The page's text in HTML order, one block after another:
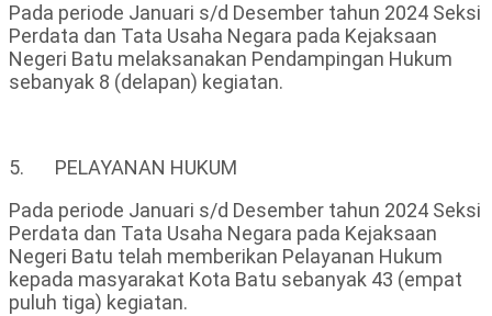
Pada periode Januari s/d Desember tahun 2024 Seksi
Perdata dan Tata Usaha Negara pada Kejaksaan
Negeri Batu melaksanakan Pendampingan Hukum
sebanyak 8 (delapan) kegiatan.
5. PELAYANAN HUKUM
Pada periode Januari s/d Desember tahun 2024 Seksi
Perdata dan Tata Usaha Negara pada Kejaksaan
Negeri Batu telah memberikan Pelayanan Hukum
kepada masyarakat Kota Batu sebanyak 43 (empat
puluh tiga) kegiatan.